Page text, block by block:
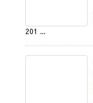
201 ...